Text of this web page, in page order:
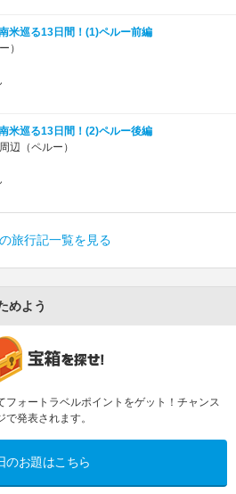
巡る13日間！(1)ペルー前編
）
巡る13日間！(2)ペルー後編
辺（ペルー）
旅行記一覧を見る
めよう
フォートラベルポイントをゲット！チャンス
発表されます。
のお題はこちら